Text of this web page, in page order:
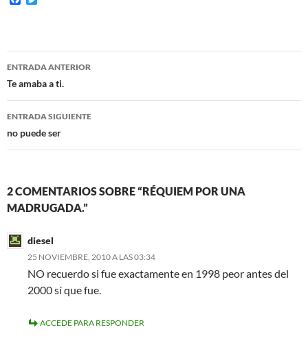
o
o
e
r
Navegación
de
entradas
ENTRADA ANTERIOR
Te amaba a ti.
ENTRADA SIGUIENTE
no puede ser
2 COMENTARIOS SOBRE “RÉQUIEM POR UNA
MADRUGADA.”
diesel
25 NOVIEMBRE, 2010 A LAS 03:34
NO recuerdo si fue exactamente en 1998 peor antes del
2000 sí que fue.
ACCEDE PARA RESPONDER